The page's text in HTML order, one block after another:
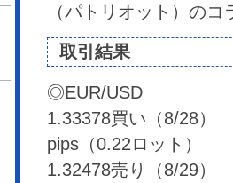
（パトリオット）の
取引結果
◎EUR/USD
1.33378買い（8/28
pips（0.22ロット）
1.32478売り（8/29